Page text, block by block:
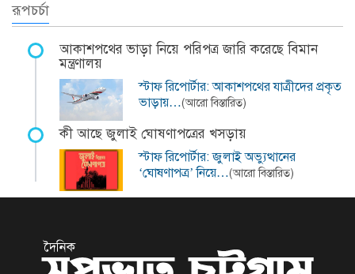
রূপচর্চা
আকাশপথের ভাড়া নিয়ে পরিপত্র জারি করেছে বিমান
মন্ত্রণালয়
স্টাফ রিপোর্টার: আকাশপথের যাত্রীদের প্রকৃত
ভাড়ায়…(আরো বিস্তারিত)
কী আছে জুলাই ঘোষণাপত্রের খসড়ায়
স্টাফ রিপোর্টার: জুলাই অভ্যুত্থানের
‘ঘোষণাপত্র’ নিয়ে…(আরো বিস্তারিত)